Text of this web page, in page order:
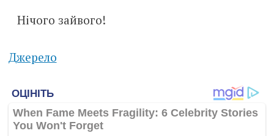
⠀Нічого зайвого!
Джерело